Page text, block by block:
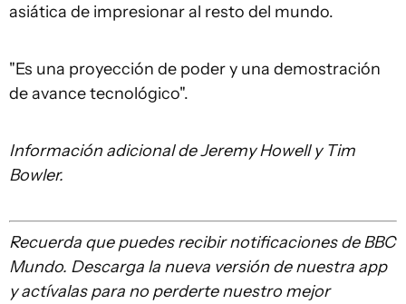
asiática de impresionar al resto del mundo.
"Es una proyección de poder y una demostración
de avance tecnológico".
Información adicional de Jeremy Howell y Tim
Bowler.
Recuerda quepuedes recibir notificaciones de BBC
Mundo. Descarga la nueva versión de nuestra app
y actívalas para no perderte nuestro mejor